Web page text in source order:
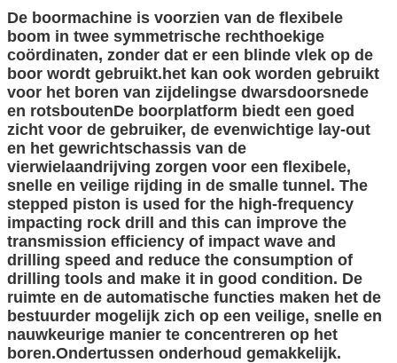
De boormachine is voorzien van de flexibele
boom in twee symmetrische rechthoekige
coördinaten, zonder dat er een blinde vlek op de
boor wordt gebruikt.het kan ook worden gebruikt
voor het boren van zijdelingse dwarsdoorsnede
en rotsboutenDe boorplatform biedt een goed
zicht voor de gebruiker, de evenwichtige lay-out
en het gewrichtschassis van de
vierwielaandrijving zorgen voor een flexibele,
snelle en veilige rijding in de smalle tunnel. The
stepped piston is used for the high-frequency
impacting rock drill and this can improve the
transmission efficiency of impact wave and
drilling speed and reduce the consumption of
drilling tools and make it in good condition. De
ruimte en de automatische functies maken het de
bestuurder mogelijk zich op een veilige, snelle en
nauwkeurige manier te concentreren op het
boren.Ondertussen onderhoud gemakkelijk.